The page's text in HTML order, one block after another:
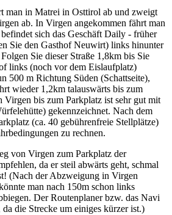
man in Matrei in Osttirol ab und zweigt
ab. In Virgen angekommen fährt man
sich das Geschäft Daily - früher
Sie den Gasthof Neuwirt) links hinunter
Sie dieser Straße 1,8km bis Sie
links (noch vor dem Eislaufplatz)
500 m Richtung Süden (Schattseite),
wieder 1,2km talauswärts bis zum
Virgen bis zum Parkplatz ist sehr gut mit
gekennzeichnet. Nach dem
(ca. 40 gebührenfreie Stellplätze)
zu rechnen.
von Virgen zum Parkplatz der
da er steil abwärts geht, schmal
(Nach der Abzweigung in Virgen
man nach 150m schon links
Der Routenplaner bzw. das Navi
die Strecke um einiges kürzer ist.)